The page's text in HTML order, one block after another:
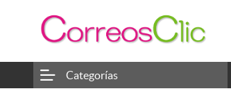
Categorías